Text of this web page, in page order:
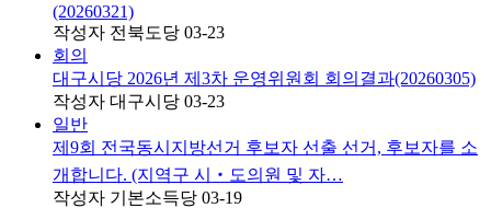
(20260321)
작성자 전북도당 03-23
회의
대구시당 2026년 제3차 운영위원회 회의결과(20260305)
작성자 대구시당 03-23
일반
제9회 전국동시지방선거 후보자 선출 선거, 후보자를 소
개합니다. (지역구 시‧도의원 및 자…
작성자 기본소득당 03-19